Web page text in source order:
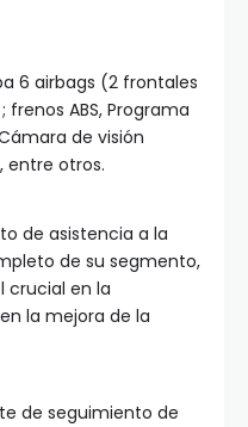
6 airbags (2 frontales
ABS, Programa
de visión
entre otros.
de asistencia a la
de su segmento,
crucial en la
la mejora de la
de seguimiento de